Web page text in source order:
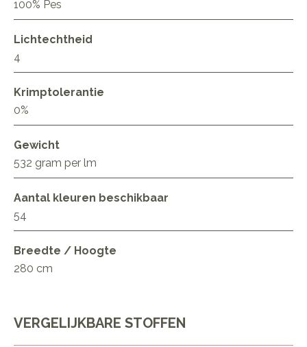
100% Pes
Lichtechtheid
4
Krimptolerantie
0%
Gewicht
532 gram per lm
Aantal kleuren beschikbaar
54
Breedte / Hoogte
280 cm
VERGELIJKBARE STOFFEN